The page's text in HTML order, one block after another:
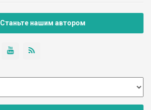
Станьте нашим автором